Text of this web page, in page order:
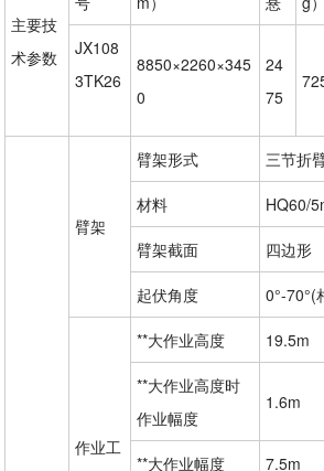
主要技
术参数
JX108
3TK26
8850×2260×345
0
24
75
臂架
臂架形式 三节折
材料 HQ60/
臂架截面 四边形
起伏角度 0°-70°(
作业工
**大作业高度 19.5m
**大作业高度时
作业幅度
1.6m
**大作业幅度 7.5m